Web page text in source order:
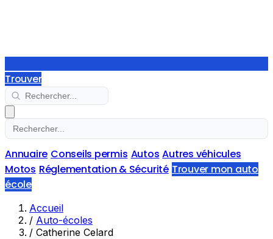
Trouver
Annuaire Conseils permis Autos Autres véhicules
Motos Réglementation & Sécurité Trouver mon auto
école
Accueil
/ Auto-écoles
/ Catherine Celard